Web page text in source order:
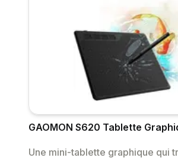
GAOMON S620 Tablette
Une mini-tablette graphique qui